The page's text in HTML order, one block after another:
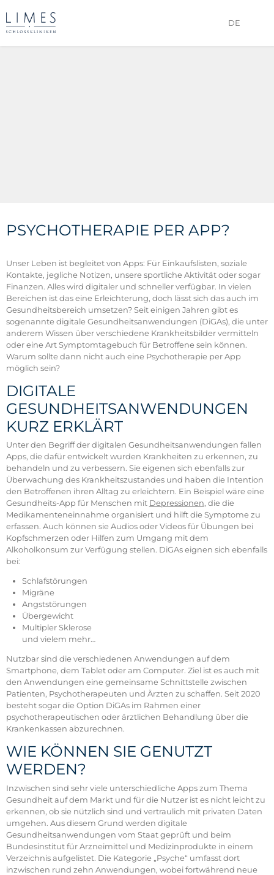
DE
PSYCHOTHERAPIE PER APP?
Unser Leben ist begleitet von Apps: Für Einkaufslisten, soziale
Kontakte, jegliche Notizen, unsere sportliche Aktivität oder sogar
Finanzen. Alles wird digitaler und schneller verfügbar. In vielen
Bereichen ist das eine Erleichterung, doch lässt sich das auch im
Gesundheitsbereich umsetzen? Seit einigen Jahren gibt es
sogenannte digitale Gesundheitsanwendungen (DiGAs), die unter
anderem Wissen über verschiedene Krankheitsbilder vermitteln
oder eine Art Symptomtagebuch für Betroffene sein können.
Warum sollte dann nicht auch eine Psychotherapie per App
möglich sein?
DIGITALE
GESUNDHEITSANWENDUNGEN
KURZ ERKLÄRT
Unter den Begriff der digitalen Gesundheitsanwendungen fallen
Apps, die dafür entwickelt wurden Krankheiten zu erkennen, zu
behandeln und zu verbessern. Sie eigenen sich ebenfalls zur
Überwachung des Krankheitszustandes und haben die Intention
den Betroffenen ihren Alltag zu erleichtern. Ein Beispiel wäre eine
Gesundheits-App für Menschen mit Depressionen, die die
Medikamenteneinnahme organisiert und hilft die Symptome zu
erfassen. Auch können sie Audios oder Videos für Übungen bei
Kopfschmerzen oder Hilfen zum Umgang mit dem
Alkoholkonsum zur Verfügung stellen. DiGAs eignen sich ebenfalls
bei:
Schlafstörungen
Migräne
Angststörungen
Übergewicht
Multipler Sklerose
und vielem mehr…
Nutzbar sind die verschiedenen Anwendungen auf dem
Smartphone, dem Tablet oder am Computer. Ziel ist es auch mit
den Anwendungen eine gemeinsame Schnittstelle zwischen
Patienten, Psychotherapeuten und Ärzten zu schaffen. Seit 2020
besteht sogar die Option DiGAs im Rahmen einer
psychotherapeutischen oder ärztlichen Behandlung über die
Krankenkassen abzurechnen.
WIE KÖNNEN SIE GENUTZT
WERDEN?
Inzwischen sind sehr viele unterschiedliche Apps zum Thema
Gesundheit auf dem Markt und für die Nutzer ist es nicht leicht zu
erkennen, ob sie nützlich sind und vertraulich mit privaten Daten
umgehen. Aus diesem Grund werden digitale
Gesundheitsanwendungen vom Staat geprüft und beim
Bundesinstitut für Arzneimittel und Medizinprodukte in einem
Verzeichnis aufgelistet. Die Kategorie „Psyche“ umfasst dort
inzwischen rund zehn Anwendungen, wobei fortwährend neue